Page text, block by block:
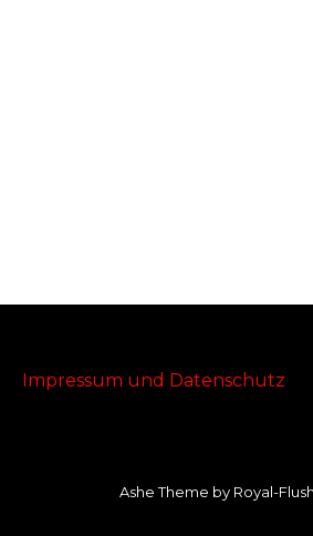
Impressum und Datenschutz
Ashe Theme by Royal-